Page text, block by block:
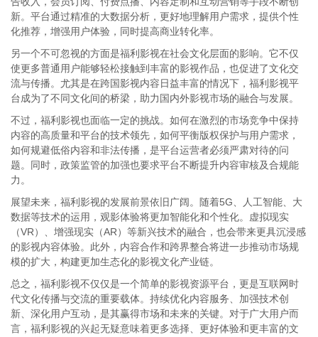
新。平台通过精准的大数据分析，更好地理解用户需求，提供个性
化推荐，增强用户体验，同时提高商业转化率。
另一个不可忽视的方面是福利影视在社会文化层面的影响。它不仅
使更多普通用户能够轻松接触到丰富的影视作品，也促进了文化交
流与传播。尤其是在跨国影视内容日益丰富的情况下，福利影视平
台成为了不同文化间的桥梁，助力国内外影视市场的融合与发展。
不过，福利影视也面临一定的挑战。如何在激烈的市场竞争中保持
内容的高质量和平台的技术领先，如何平衡版权保护与用户需求，
如何规避低俗内容和非法传播，是平台运营者必须严肃对待的问
题。同时，政策监管的加强也要求平台不断提升内容审核及合规能
力。
展望未来，福利影视的发展前景依旧广阔。随着5G、人工智能、大
数据等技术的运用，观影体验将更加智能化和个性化。虚拟现实
（VR）、增强现实（AR）等新兴技术的融合，也会带来更具沉浸感
的影视内容体验。此外，内容合作和跨界整合将进一步推动市场规
模的扩大，构建更加生态化的影视文化产业链。
总之，福利影视不仅仅是一个简单的影视资源平台，更是互联网时
代文化传播与交流的重要载体。持续优化内容服务、加强技术创
新、深化用户互动，是其赢得市场和未来的关键。对于广大用户而
言，福利影视的兴起无疑意味着更多选择、更好体验和更丰富的文